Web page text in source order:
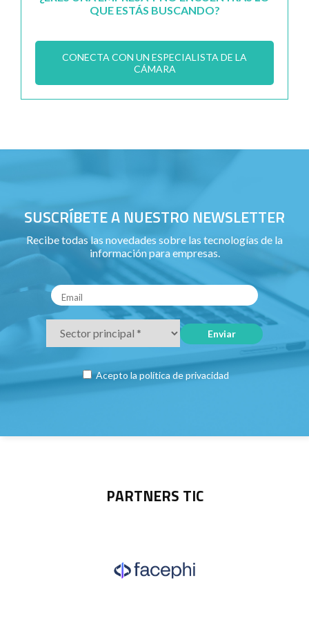
QUE ESTÁS BUSCANDO?
CONECTA CON UN ESPECIALISTA DE LA
CÁMARA
SUSCRÍBETE A NUESTRO NEWSLETTER
Recibe todas las novedades sobre las tecnologías de la
información para empresas.
Acepto la política de privacidad
PARTNERS TIC